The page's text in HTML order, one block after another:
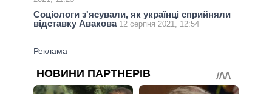
Соціологи з'ясували, як українці сприйняли
відставку Авакова 12 серпня 2021, 12:54